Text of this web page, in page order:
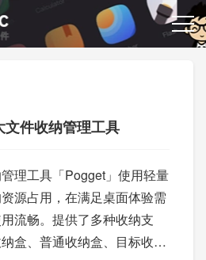
件收纳管理工具
理工具「Pogget」使用轻量
源占用，在满足桌面体验需
流畅。提供了多种收纳支
盒、普通收纳盒、目标收纳